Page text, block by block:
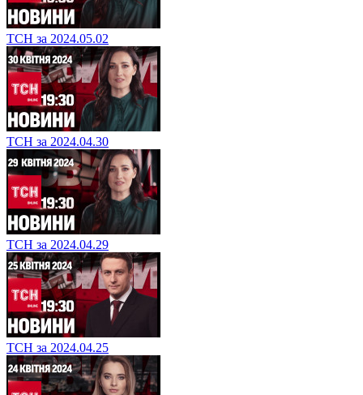
ТСН за 2024.05.02
ТСН за 2024.04.30
ТСН за 2024.04.29
ТСН за 2024.04.25